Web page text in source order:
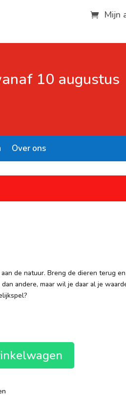
Mijn
10 augustus
Over ons
de natuur. Breng de dieren terug
andere, maar wil je daar al je